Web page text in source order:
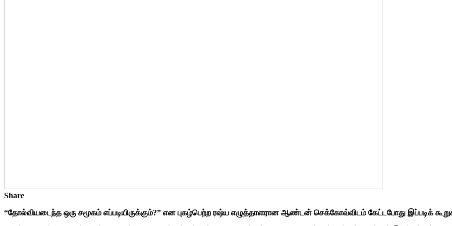
Share
“தோல்வியடைந்த ஒரு சமூகம் எப்படியிருக்கும்?” என புகழ்பெற்ற ரஷ்ய எழுத்தாளரான ஆண்டன் செக்கோவ்விடம் கேட்டபோது இப்படிக்